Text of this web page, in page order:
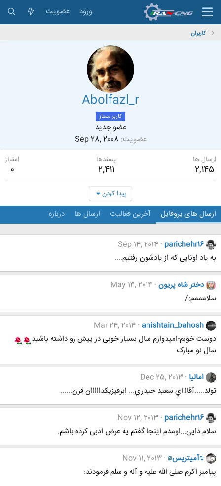
ورود عضویت
کاربران
Abolfazl_r
کاربر ممتاز
عضو جدید
عضویت Sep 28, 2008
ارسال ها
2,145
پسندها
2,411
امتیاز
0
پیدا کردن
ارسال های پروفایل آخرین فعالیت ارسال ها درباره
parichehr16
Sep 14, 2014
به یاد اونایی که از یادشون رفتیم....
دختر شاه پریون May 14, 2014
سلامممم:/
anishtain_bahosh
Mar 24, 2014
دوست خوبم-امیدوارم سال بسیار خوبی در پیش رو داشته باشید
سال نو مبارک
امالیا Dec 25, 2013
تولد.....آقااااي سعيد حيدري... ابرفيزيكدااااان قرن......
parichehr16
Nov 12, 2013
سلام دایی...اومدم اینجا گفتم یه عرض ادبی کرده باشم.
₪آمیتریس₪ Nov 11, 2013
پيامبر اكرم صلى الله عليه و آله و سلم فرمودند: